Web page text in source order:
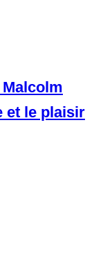
et le plaisir